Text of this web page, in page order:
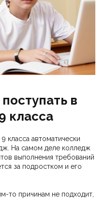
в
класса
класса автоматически
На самом деле колледж
выполнения требований
за подростком и его
то причинам не подходит,